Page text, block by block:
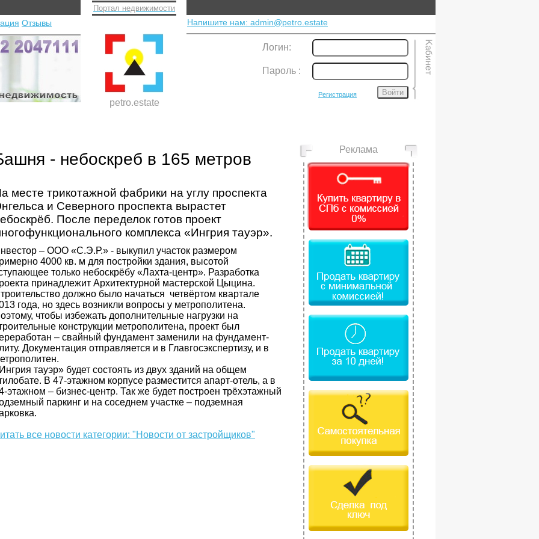
Отзывы
Портал недвижимости
petro.estate
Напишите нам: admin@petro.estate
Логин:
Пароль :
Регистрация Войти
- небоскреб в 165 метров
месте трикотажной фабрики на углу проспекта
и Северного проспекта вырастет
После переделок готов проект
комплекса «Ингрия тауэр».
– ООО «С.Э.Р.» - выкупил участок размером
4000 кв. м для постройки здания, высотой
только небоскрёбу «Лахта-центр». Разработка
принадлежит Архитектурной мастерской Цыцина.
должно было начаться четвёртом квартале
года, но здесь возникли вопросы у метрополитена.
чтобы избежать дополнительные нагрузки на
конструкции метрополитена, проект был
– свайный фундамент заменили на фундамент-
Документация отправляется и в Главгосэкспертизу, и в
тауэр» будет состоять из двух зданий на общем
В 47-этажном корпусе разместится апарт-отель, а в
этажном – бизнес-центр. Так же будет построен трёхэтажный
паркинг и на соседнем участке – подземная
все новости категории: "Новости от застройщиков"
Реклама